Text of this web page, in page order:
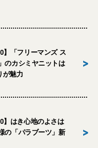
】「フリーマンズ ス
のカシミヤニットは
が魅力
>
】はき心地のよさは
の「パラブーツ」新
>